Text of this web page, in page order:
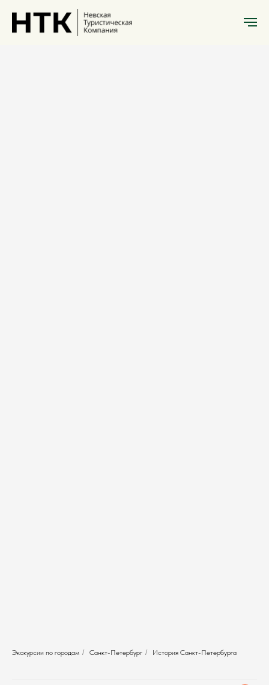
Экскурсии по городам / Санкт-Петербург / История Санкт-Петербурга